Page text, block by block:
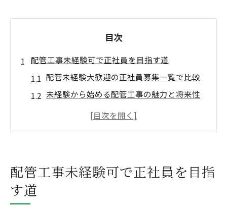
目次
配管工事未経験可で正社員を目指す道
配管未経験大歓迎の正社員募集一覧で比較
未経験から始める配管工事の魅力と将来性
正社員募集で配管未経験者が選ばれる理由
配管未経験大歓迎求人の安定収入モデル比
配管工事未経験可で正社員を目指
す道